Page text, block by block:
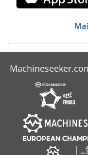
Máquina De
Máquina De Eixo
Schaeff Hr 12